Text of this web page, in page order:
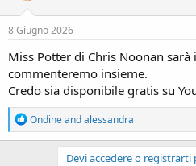
8 Giugno 2026
Miss Potter di Chris Noonan
commenteremo insieme.
Credo sia disponibile gratis su
R
e
a
Ondineandalessandra
Devi accedere o